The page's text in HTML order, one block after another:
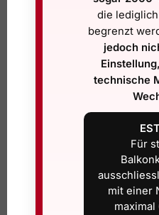
Billig gekauft ist schnell
passen, Kabel fehlen,
entsteht oder der
Markt passt. Gerade bei
zählt nicht nur, dass die
dass sie rechtssicher,
zuverlässig läuft.
Beispiel
Balkonkraftwerk –
die
begrenzt
jedoch
technische
Für
mit einer
maximal